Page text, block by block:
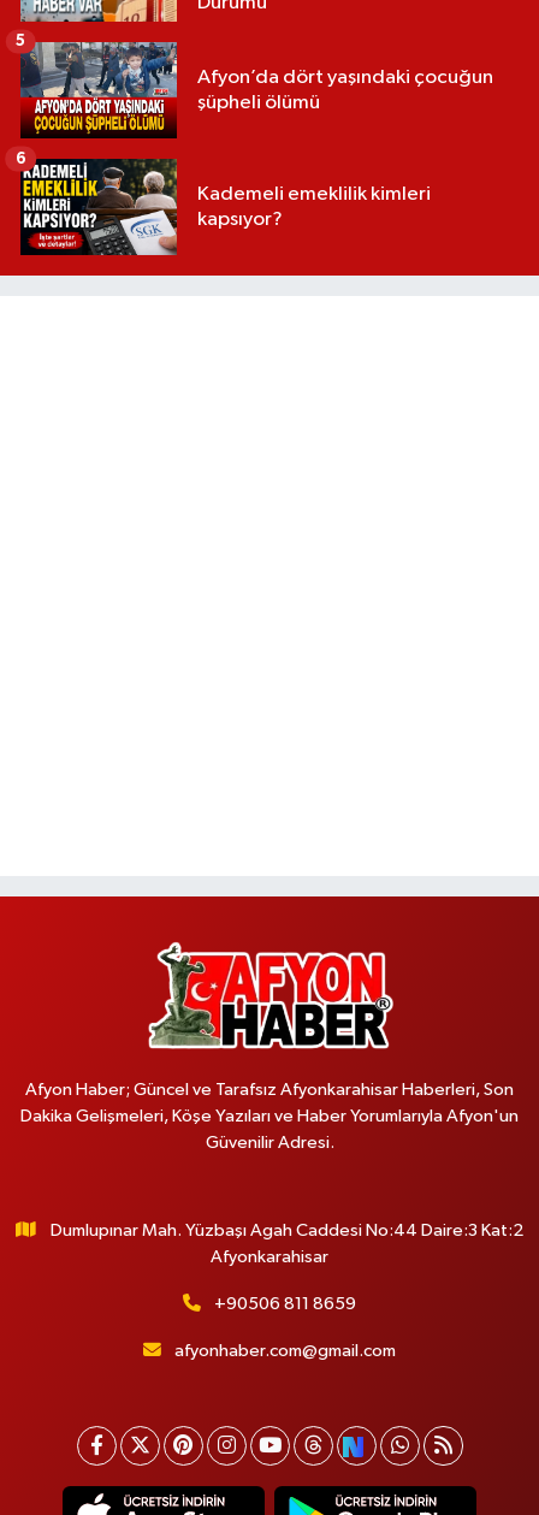
Afyon’da dört yaşındaki çocuğun
şüpheli ölümü
5
Kademeli emeklilik kimleri
kapsıyor?
6
Afyon Haber; Güncel ve Tarafsız Afyonkarahisar Haberleri, Son
Dakika Gelişmeleri, Köşe Yazıları ve Haber Yorumlarıyla Afyon'un
Güvenilir Adresi.
Dumlupınar Mah. Yüzbaşı Agah Caddesi No:44 Daire:3 Kat:2
Afyonkarahisar
+90506 811 8659
afyonhaber.com@gmail.com